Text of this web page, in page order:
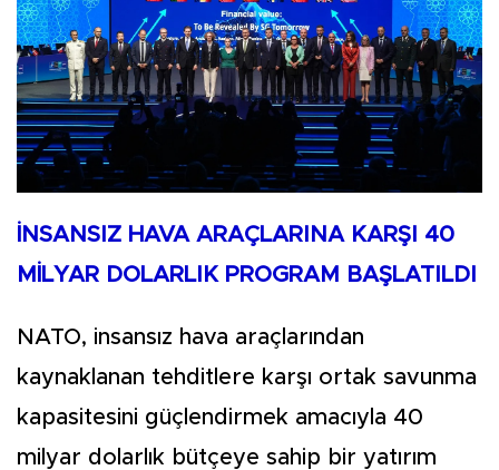
İNSANSIZ HAVA ARAÇLARINA KARŞI 40
MİLYAR DOLARLIK PROGRAM BAŞLATILDI
NATO, insansız hava araçlarından
kaynaklanan tehditlere karşı ortak savunma
kapasitesini güçlendirmek amacıyla 40
milyar dolarlık bütçeye sahip bir yatırım